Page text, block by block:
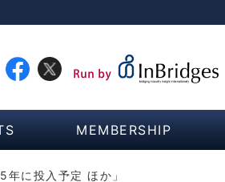
MEMBERSHIP
に投入予定 ほか」